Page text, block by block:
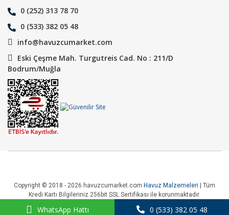
0 (252) 313 78 70
0 (533) 382 05 48
info@havuzcumarket.com
Eski Çeşme Mah. Turgutreis Cad. No : 211/D
Bodrum/Muğla
Copyright © 2018 - 2026 havuzcumarket.com Havuz Malzemeleri | Tüm
Kredi Kartı Bilgileriniz 256bit SSL Sertifikası ile korunmaktadır.
WhatsApp Hattı 0 (533) 382 05 48
ideasoft e- ile